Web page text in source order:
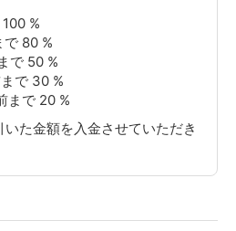
は紛失した場合、修理代等とし
ます。また、その際の見積・施
的行為、騒音、道路占有、ゴミ
しないようにして下さい。これ
に損害が生じた場合は、損害の
利用はできません。
%
で 80 %
で 50 %
で 30 %
まで 20 %
た金額を入金させていただき